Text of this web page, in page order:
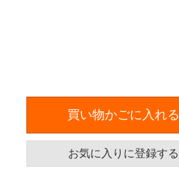
買い物かごに入れる
お気に入りに登録する